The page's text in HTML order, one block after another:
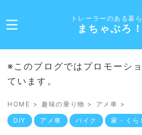
トレーラーのある暮
まちゃぶろ！
※このブログではプロモーシ
ています。
HOME > 趣味の乗り物 > アメ車 >
DIY アメ車 バイク 家・くら